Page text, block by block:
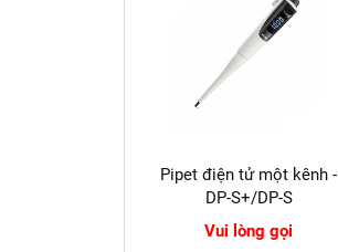
Pipet điện tử một kênh -
DP-S+/DP-S
Vui lòng gọi